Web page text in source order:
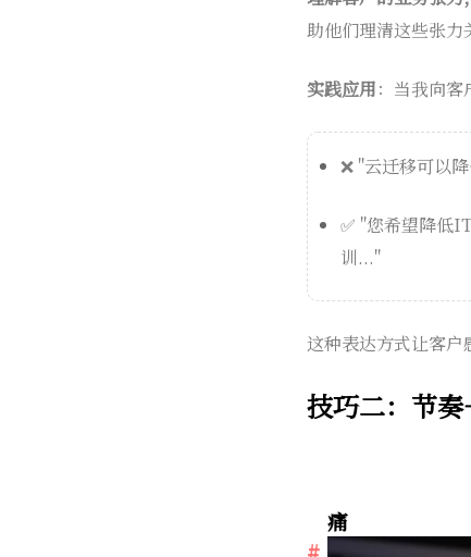
助他们理清这些张力
实践应用：当我向客
❌ "云迁移可以
✅ "您希望降低IT
训..."
这种表达方式让客户
技巧二：节
痛